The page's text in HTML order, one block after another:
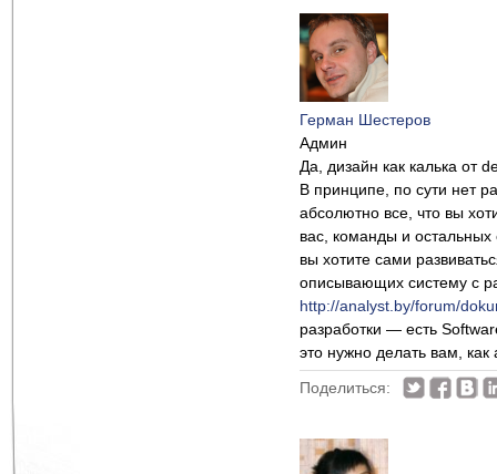
Герман Шестеров
Админ
Да, дизайн как калька от
В принципе, по сути нет
абсолютно все, что вы
вас, команды и остальных
вы хотите сами
описывающих систему с
http://analyst.by/forum/
разработки — есть
это нужно делать вам,
Поделиться: